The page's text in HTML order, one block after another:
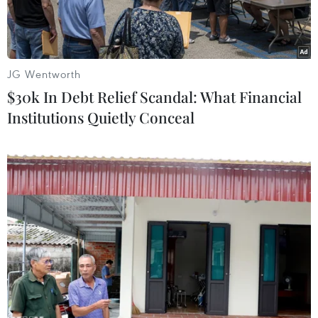
2018.
Các cầu thủ của đội tuyển Bỉ. (Nguồn: skysports.com)
Sở hữu nhiều cái tên sáng giá của bóng đá châu
Âu lúc này, đội bóng của huấn luyện viên
Roberto Martinez là một trong những ứng cử
viên rõ ràng nhất cho EURO 2020.
JG Wentworth
$30k In Debt Relief Scandal: What Financial
Institutions Quietly Conceal